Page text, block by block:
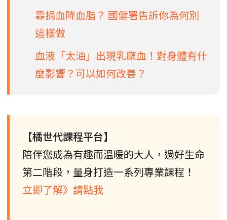
靠捐血降血脂？ 國健署告訴你為何別
這樣做
血液「太油」出現乳糜血！對身體有什
麼影響？可以如何改善？
【橘世代課程平台】
陪伴您成為有趣而溫暖的大人，過好生命
第二階段，量身打造一系列專業課程！
立即了解》請點我